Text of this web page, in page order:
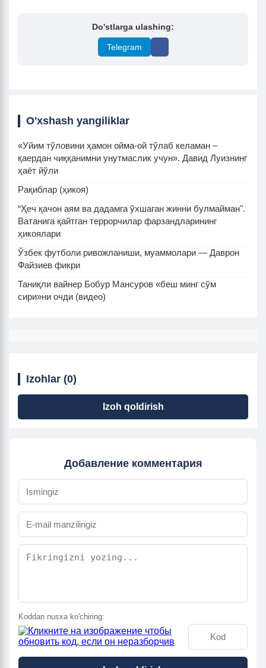
Do'stlarga ulashing:
Telegram
O'xshash yangiliklar
«Уйим тўловини ҳамон ойма-ой тўлаб келаман –
қаердан чиққанимни унутмаслик учун». Давид Луизнинг
ҳаёт йўли
Рақиблар (ҳикоя)
“Ҳеч қачон аям ва дадамга ўхшаган жинни булмайман".
Ватанига қайтган террорчилар фарзандларининг
ҳикоялари
Ўзбек футболи ривожланиши, муаммолари — Даврон
Файзиев фикри
Таниқли вайнер Бобур Мансуров «беш минг сўм
сири»ни очди (видео)
Izohlar (0)
Izoh qoldirish
Добавление комментария
Koddan nusxa ko'chiring: